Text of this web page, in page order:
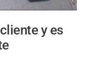
y es